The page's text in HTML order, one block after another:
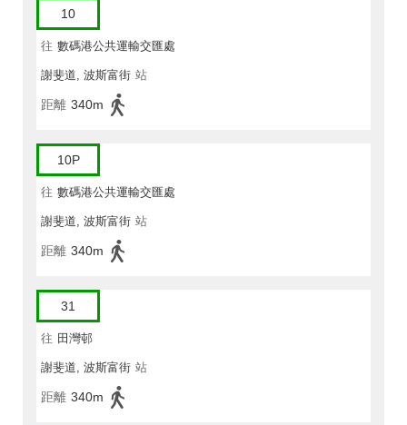
10
往 數碼港公共運輸交匯處
謝斐道, 波斯富街 站
距離 340m
10P
往 數碼港公共運輸交匯處
謝斐道, 波斯富街 站
距離 340m
31
往 田灣邨
謝斐道, 波斯富街 站
距離 340m